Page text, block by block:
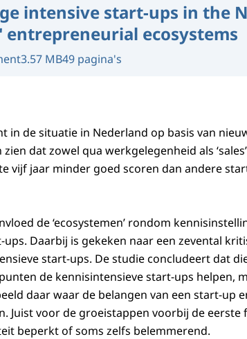
intensive start-ups in the
ecosystems
3.57 MB49 pagina's
in de situatie in Nederland op basis van
dat zowel qua werkgelegenheid als
vijf jaar minder goed scoren dan andere
de ‘ecosystemen’ rondom
Daarbij is gekeken naar een zevental
start-ups. De studie concludeert dat
de kennisintensieve start-ups helpen,
daar waar de belangen van een start-up
Juist voor de groeistappen voorbij de eerste
beperkt of soms zelfs belemmerend.